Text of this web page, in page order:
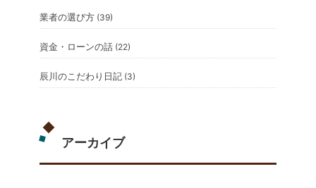
業者の選び方 (39)
資金・ローンの話 (22)
辰川のこだわり日記 (3)
アーカイブ